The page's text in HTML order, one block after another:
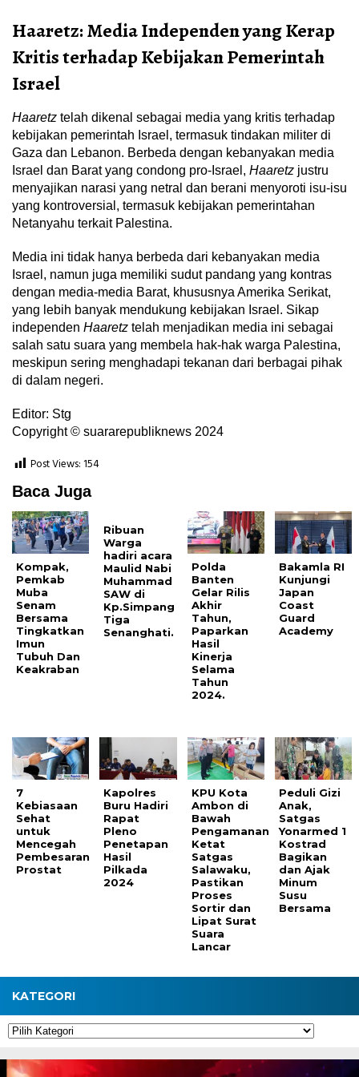
Haaretz: Media Independen yang Kerap
Kritis terhadap Kebijakan Pemerintah
Israel
Haaretz telah dikenal sebagai media yang kritis terhadap
kebijakan pemerintah Israel, termasuk tindakan militer di
Gaza dan Lebanon. Berbeda dengan kebanyakan media
Israel dan Barat yang condong pro-Israel, Haaretz justru
menyajikan narasi yang netral dan berani menyoroti isu-isu
yang kontroversial, termasuk kebijakan pemerintahan
Netanyahu terkait Palestina.
Media ini tidak hanya berbeda dari kebanyakan media
Israel, namun juga memiliki sudut pandang yang kontras
dengan media-media Barat, khususnya Amerika Serikat,
yang lebih banyak mendukung kebijakan Israel. Sikap
independen Haaretz telah menjadikan media ini sebagai
salah satu suara yang membela hak-hak warga Palestina,
meskipun sering menghadapi tekanan dari berbagai pihak
di dalam negeri.
Editor: Stg
Copyright © suararepubliknews 2024
Post Views: 154
Baca Juga
Kompak,
Pemkab
Muba
Senam
Bersama
Tingkatkan
Imun
Tubuh Dan
Keakraban
Ribuan
Warga
hadiri acara
Maulid Nabi
Muhammad
SAW di
Kp.Simpang
Tiga
Senanghati.
Polda
Banten
Gelar Rilis
Akhir
Tahun,
Paparkan
Hasil
Kinerja
Selama
Tahun
2024.
Bakamla RI
Kunjungi
Japan
Coast
Guard
Academy
7
Kebiasaan
Sehat
untuk
Mencegah
Pembesaran
Prostat
Kapolres
Buru Hadiri
Rapat
Pleno
Penetapan
Hasil
Pilkada
2024
KPU Kota
Ambon di
Bawah
Pengamanan
Ketat
Satgas
Salawaku,
Pastikan
Proses
Sortir dan
Lipat Surat
Suara
Lancar
Peduli Gizi
Anak,
Satgas
Yonarmed 1
Kostrad
Bagikan
dan Ajak
Minum
Susu
Bersama
KATEGORI
Kategori
Pemutar